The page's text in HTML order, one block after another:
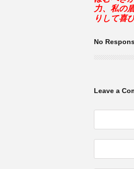
力、私の
りして喜
No
Leave a